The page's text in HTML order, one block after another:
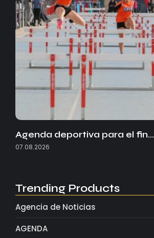
Agenda deportiva para el fin…
07.08.2026
Trending Products
Agencia de Noticias
AGENDA